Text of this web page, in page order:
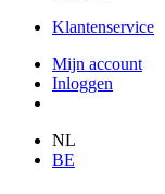
Klantenservice
Mijn account
Inloggen
NL
BE